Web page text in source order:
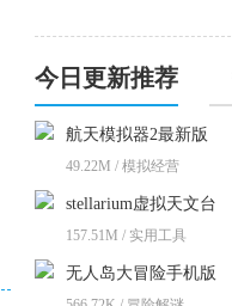
今日更新推荐
航天模拟器2最新版
49.22M / 模拟经营
stellarium虚拟天文台
157.51M / 实用工具
无人岛大冒险手机版